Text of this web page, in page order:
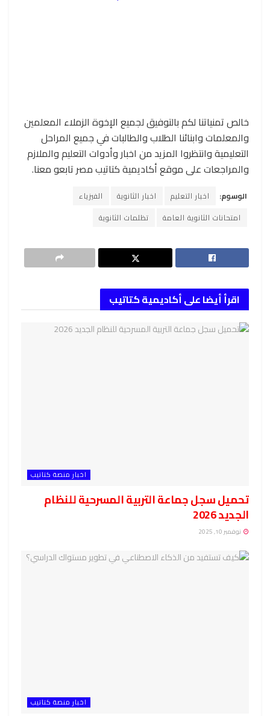
خالص تمنياتنا لكم بالتوفيق لجميع الإخوة الزملاء المعلمين
والمعلمات وابنائنا الطلاب والطالبات في جميع المراحل
التعليمية وانتظروا المزيد من اخبار وأدوات التعليم والملازم
والمراجعات على موقع أكاديمية كتاتيب مصر تابعو معنا.
الوسوم: اخبار التعليم اخبار الثانوية
الفيزياء
امتحانات الثانوية العامة
تظلمات الثانوية
اقرأ أيضا على أكاديمية كتاتيب
اخبار منصة كتاتيب
تحميل سجل جماعة التربية المسرحية للنظام
الجديد 2026
نوفمبر 10, 2025
اخبار منصة كتاتيب